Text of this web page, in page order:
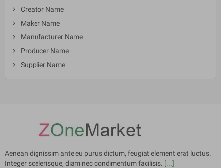
Creator Name
Maker Name
Manufacturer Name
Producer Name
Supplier Name
Aenean dignissim ante eu purus dictum, feugiat element erat luctus.
Integer scelerisque, diam nec condimentum facilisis. [...]